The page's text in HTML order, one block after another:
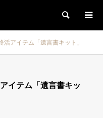
検索
アイテム「遺言書キット」
イテム「遺言書キッ